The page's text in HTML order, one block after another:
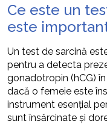
Ce este un
este
Un test de sarcină
pentru a detecta
gonadotropin (hCG)
dacă o femeie este
instrument esențial
sunt însărcinate și